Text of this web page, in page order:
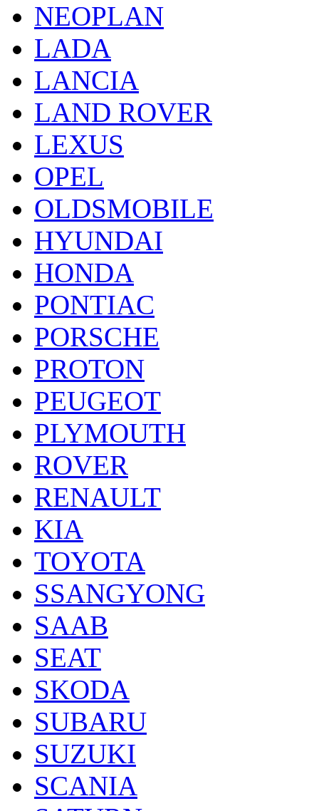
NEOPLAN
LADA
LANCIA
LAND ROVER
LEXUS
OPEL
OLDSMOBILE
HYUNDAI
HONDA
PONTIAC
PORSCHE
PROTON
PEUGEOT
PLYMOUTH
ROVER
RENAULT
KIA
TOYOTA
SSANGYONG
SAAB
SEAT
SKODA
SUBARU
SUZUKI
SCANIA